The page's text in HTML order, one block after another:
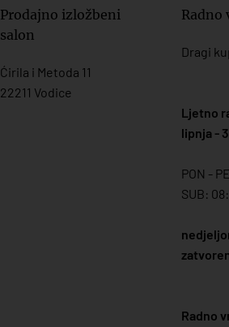
Prodajno izložbeni
salon
Ćirila i Metoda 11
22211 Vodice
Radno
Dragi
Ljetno
lipnja -
PON -
SUB:
Radno